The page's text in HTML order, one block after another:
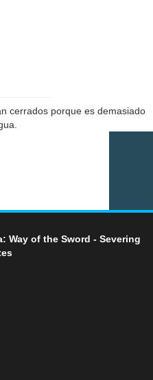
cerrados porque es demasiado
Way of the Sword - Severing